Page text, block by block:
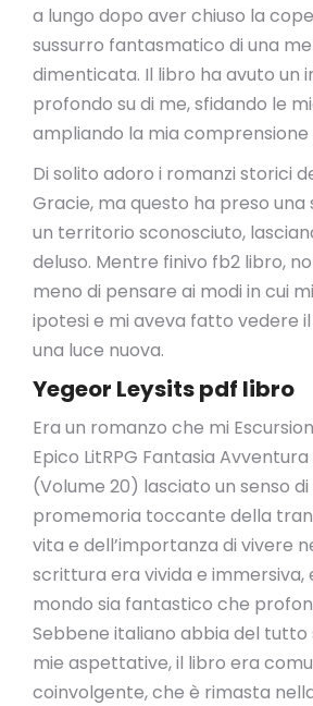
a lungo dopo aver chiuso la
sussurro fantasmatico di una
dimenticata. Il libro ha avuto un
profondo su di me, sfidando le
ampliando la mia comprensione
Di solito adoro i romanzi storici
Gracie, ma questo ha preso
un territorio sconosciuto,
deluso. Mentre finivo fb2 libro,
meno di pensare ai modi in cui
ipotesi e mi aveva fatto vedere
una luce nuova.
Yegeor Leysits pdf libro
Era un romanzo che mi
Epico LitRPG Fantasia
(Volume 20) lasciato un senso
promemoria toccante della
vita e dell’importanza di vivere
scrittura era vivida e immersiva,
mondo sia fantastico che
Sebbene italiano abbia del
mie aspettative, il libro era
coinvolgente, che è rimasta